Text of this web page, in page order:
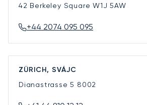
42 Berkeley SquareW1J 5AW
+44 2074 095 095
ZÜRICH, SVÁJC
Dianastrasse 5 8002